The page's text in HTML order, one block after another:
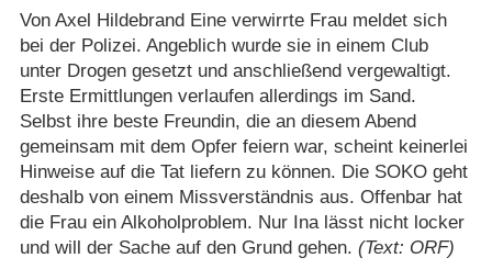
Von Axel Hildebrand Eine verwirrte Frau meldet sich
bei der Polizei. Angeblich wurde sie in einem Club
unter Drogen gesetzt und anschließend vergewaltigt.
Erste Ermittlungen verlaufen allerdings im Sand.
Selbst ihre beste Freundin, die an diesem Abend
gemeinsam mit dem Opfer feiern war, scheint keinerlei
Hinweise auf die Tat liefern zu können. Die SOKO geht
deshalb von einem Missverständnis aus. Offenbar hat
die Frau ein Alkoholproblem. Nur Ina lässt nicht locker
und will der Sache auf den Grund gehen. (Text: ORF)